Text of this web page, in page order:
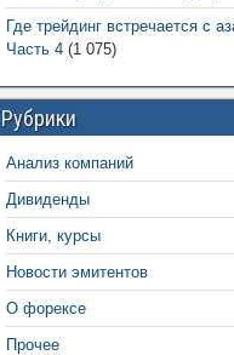
Где трейдинг встречается с
Часть 4 (1 075)
Рубрики
Анализ компаний
Дивиденды
Книги, курсы
Новости эмитентов
О форексе
Прочее